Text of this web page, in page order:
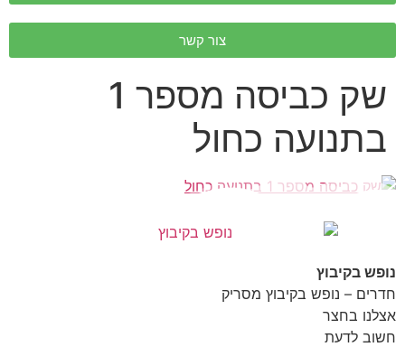
צור קשר
שק כביסה מספר 1
בתנועה כחול
נופש בקיבוץ
חדרים – נופש בקיבוץ מסריק
אצלנו בחצר
חשוב לדעת